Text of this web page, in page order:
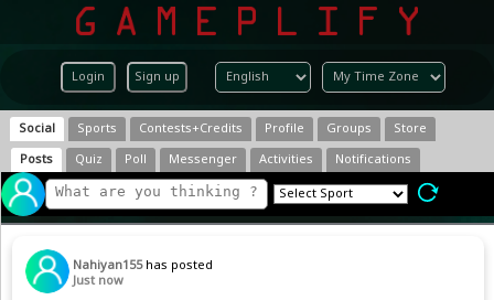
Login Sign up
Social Sports Contests+Credits Profile Groups
Store
Posts
Quiz Poll Messenger Activities Notifications
Nahiyan155 has posted
Just now